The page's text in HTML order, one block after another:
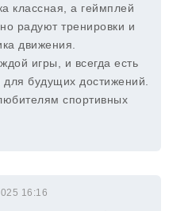
классная, а геймплей
радуют тренировки и
движения.
игры, и всегда есть
будущих достижений.
спортивных
16:16